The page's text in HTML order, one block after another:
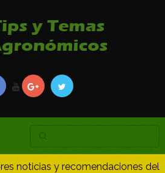
noticias y recomendaciones del